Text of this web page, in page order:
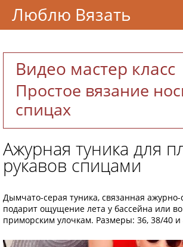
Видео мастер класс
Простое вязание
спицах
Ажурная туника для
рукавов спицами
Дымчато-серая туника, связанная
подарит ощущение лета у бассейна или
приморским улочкам. Размеры: 36, 38/40 и
Люблю Вязать